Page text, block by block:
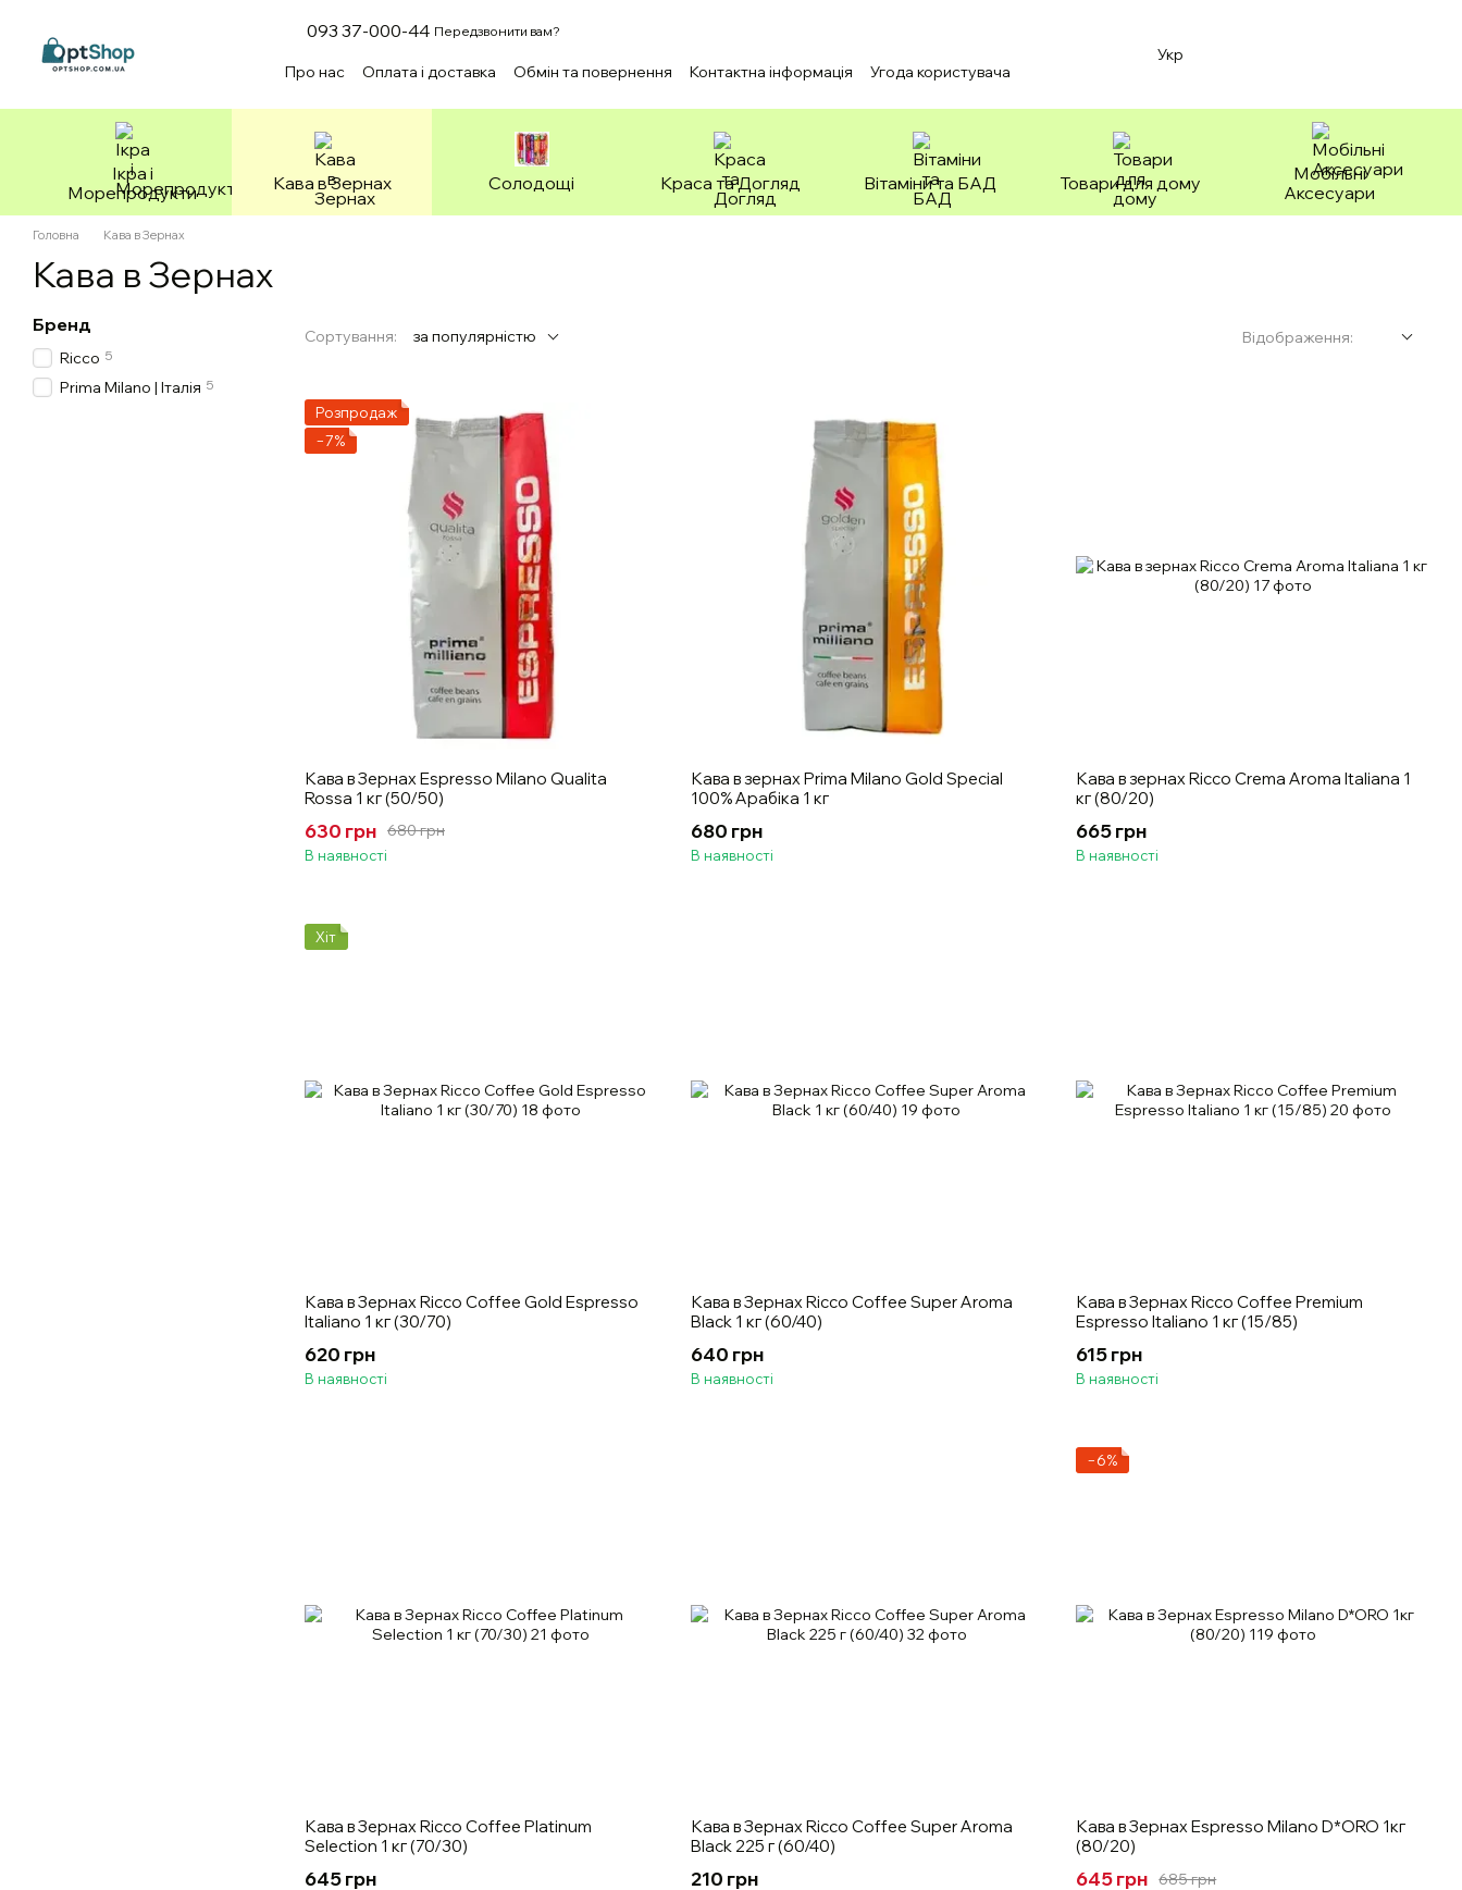
093 37-000-44 Передзвонити вам?
Про нас Оплата і доставка Обмін та повернення Контактна інформація
Угода користувача
Укр
Ікра і
Морепродукти
Кава в Зернах Солодощі Краса та Догляд Вітаміни та БАД Товари для дому
Мобільні
Аксесуари
Головна Кава в Зернах
Кава в Зернах
Сортування: за популярністю Відображення:
Розпродаж
−7%
Кава в Зернах Espresso Milano Qualita
Rossa 1 кг (50/50)
680 грн
630 грн
В наявності
Кава в зернах Prima Milano Gold Special
100% Арабіка 1 кг
680 грн
В наявності
Кава в зернах Ricco Crema Aroma Italiana 1
кг (80/20)
665 грн
В наявності
Хіт
Кава в Зернах Ricco Coffee Gold Espresso
Italiano 1 кг (30/70)
620 грн
В наявності
Кава в Зернах Ricco Coffee Super Aroma
Black 1 кг (60/40)
640 грн
В наявності
Кава в Зернах Ricco Coffee Premium
Espresso Italiano 1 кг (15/85)
615 грн
В наявності
Кава в Зернах Ricco Coffee Platinum
Selection 1 кг (70/30)
645 грн
Кава в Зернах Ricco Coffee Super Aroma
Black 225 г (60/40)
210 грн
−6%
Кава в Зернах Espresso Milano D*ORO 1кг
(80/20)
685 грн
645 грн
Бренд
Ricco 5
Prima Milano | Італія 5